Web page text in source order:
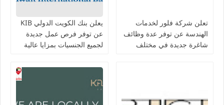
تعلن شركة فلور لخدمات
الهندسة عن توفر عدة وظائف
شاغرة جديدة في مختلف
يعلن بنك الكويت الدولي KIB
عن توفر فرص عمل جديدة
لجميع الجنسيات بمزايا عالية